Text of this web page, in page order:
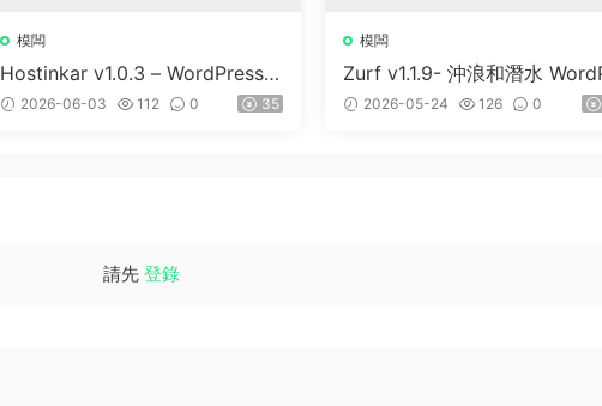
模闆
Hostinkar v1.0.3 – WordPress &
WHMCS 主題
2026-06-03 112 0 35
模闆
Zurf v1.1.9- 沖浪和潛水
ess主題
2026-05-24 126 0
請先 登錄